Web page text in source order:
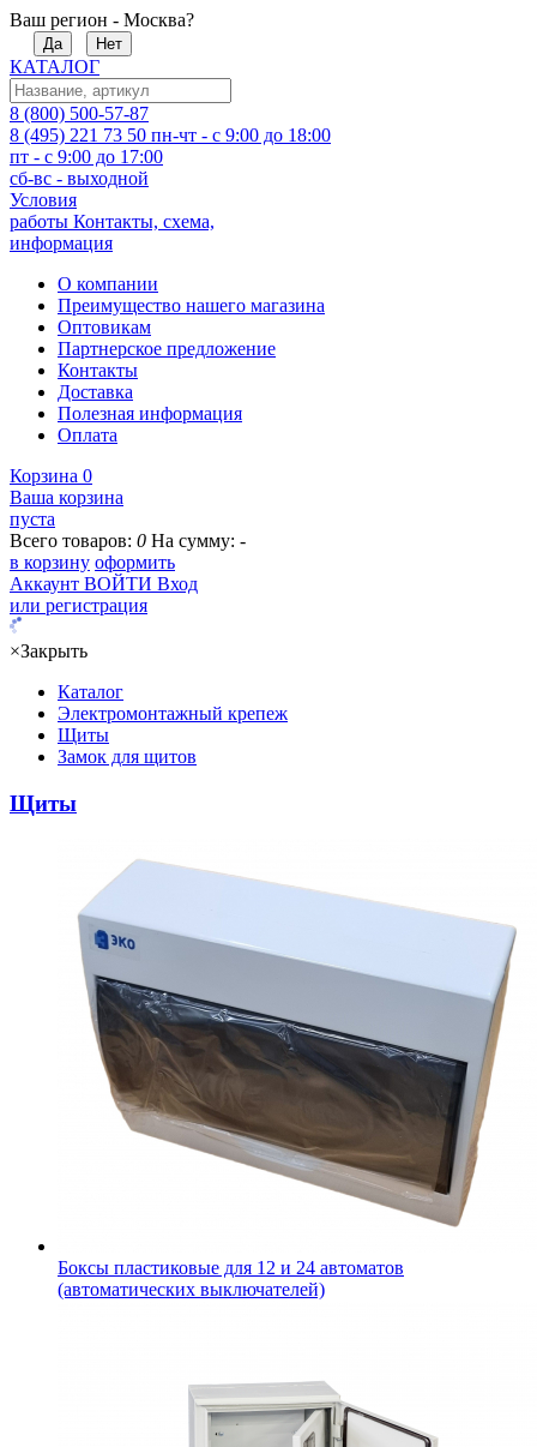
Ваш регион - Москва?
Да Нет
КАТАЛОГ
8 (800) 500-57-87
8 (495) 221 73 50 пн-чт - с 9:00 до 18:00
пт - с 9:00 до 17:00
сб-вс - выходной
Условия
работы Контакты, схема,
информация
О компании
Преимущество нашего магазина
Оптовикам
Партнерское предложение
Контакты
Доставка
Полезная информация
Оплата
Корзина 0
Ваша корзина
пуста
Всего товаров: 0 На сумму: -
в корзину оформить
Аккаунт ВОЙТИ Вход
или регистрация
×Закрыть
Каталог
Электромонтажный крепеж
Щиты
Замок для щитов
Щиты
Боксы пластиковые для 12 и 24 автоматов
(автоматических выключателей)